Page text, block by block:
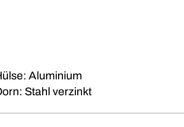
Aluminium
Stahl verzinkt